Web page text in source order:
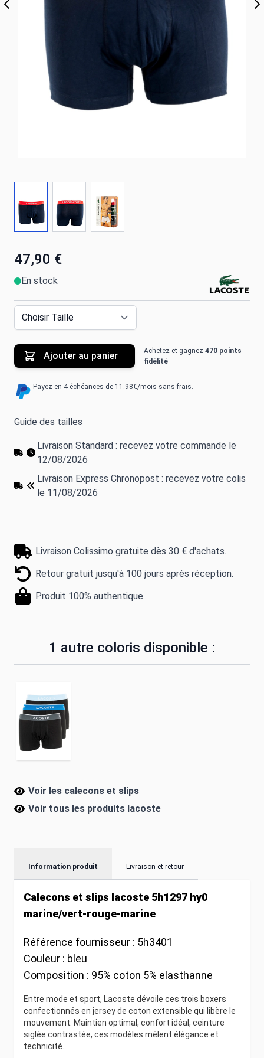
47,90 €
En stock
Ajouter au panier Achetez et gagnez 470 points
fidélité
Payez en 4 échéances de 11.98€/mois sans frais.
Guide des tailles
Livraison Standard : recevez votre commande le
12/08/2026
Livraison Express Chronopost : recevez votre colis
le 11/08/2026
Livraison Colissimo gratuite dès 30 € d'achats.
Retour gratuit jusqu'à 100 jours après réception.
Produit 100% authentique.
1 autre coloris disponible :
Voir les calecons et slips
Voir tous les produits lacoste
Information produit Livraison et retour
Calecons et slips lacoste 5h1297 hy0
marine/vert-rouge-marine
Référence fournisseur : 5h3401
Couleur : bleu
Composition : 95% coton 5% elasthanne
Entre mode et sport, Lacoste dévoile ces trois boxers
confectionnés en jersey de coton extensible qui libère le
mouvement. Maintien optimal, confort idéal, ceinture
siglée contrastée, ces modèles mêlent élégance et
technicité.